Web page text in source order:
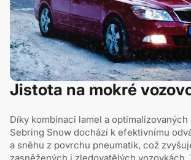
Jistota na mokré
Díky kombinaci lamel a optimalizovaných
Sebring Snow dochází k efektivnímu
a sněhu z povrchu pneumatik, což